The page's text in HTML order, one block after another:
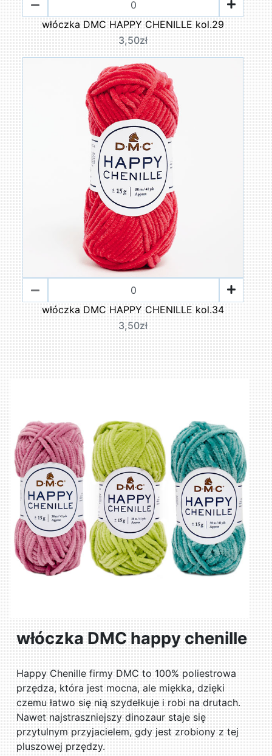
włóczka DMC HAPPY CHENILLE kol.29
3,50zł
włóczka DMC HAPPY CHENILLE kol.34
3,50zł
włóczka DMC happy chenille
Happy Chenille firmy DMC to 100% poliestrowa
przędza, która jest mocna, ale miękka, dzięki
czemu łatwo się nią szydełkuje i robi na drutach.
Nawet najstraszniejszy dinozaur staje się
przytulnym przyjacielem, gdy jest zrobiony z tej
pluszowej przędzy.